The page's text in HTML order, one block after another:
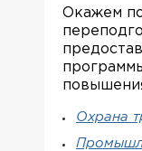
Окажем
Охрана